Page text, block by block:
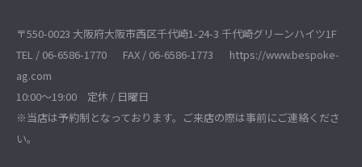
〒550-0023 大阪府大阪市西区千代崎1-24-3 千代崎グリーンハイツ1F
TEL / 06-6586-1770
FAX / 06-6586-1773
https://www.bespoke-
ag.com
10:00～19:00 定休 / 日曜日
※当店は予約制となっております。ご来店の際は事前にご連絡くださ
い。